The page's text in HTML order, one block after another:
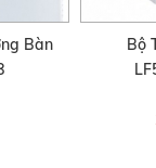
Bàn
Bộ